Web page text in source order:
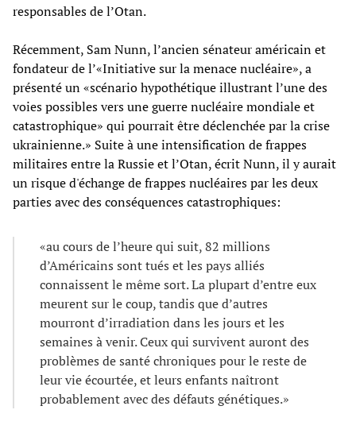
responsables de l’Otan.
Récemment, Sam Nunn, l’ancien sénateur américain et
fondateur de l’«Initiative sur la menace nucléaire», a
présenté un «scénario hypothétique illustrant l’une des
voies possibles vers une guerre nucléaire mondiale et
catastrophique» qui pourrait être déclenchée par la crise
ukrainienne.» Suite à une intensification de frappes
militaires entre la Russie et l’Otan, écrit Nunn, il y aurait
un risque d'échange de frappes nucléaires par les deux
parties avec des conséquences catastrophiques:
«au cours de l’heure qui suit, 82 millions
d’Américains sont tués et les pays alliés
connaissent le même sort. La plupart d’entre eux
meurent sur le coup, tandis que d’autres
mourront d’irradiation dans les jours et les
semaines à venir. Ceux qui survivent auront des
problèmes de santé chroniques pour le reste de
leur vie écourtée, et leurs enfants naîtront
probablement avec des défauts génétiques.»